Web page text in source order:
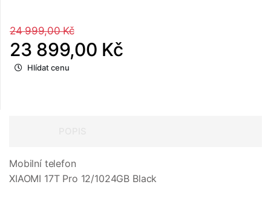
24 999,00 Kč
23 899,00 Kč
Hlídat cenu
Mobilní telefon
XIAOMI 17T Pro 12/1024GB Black